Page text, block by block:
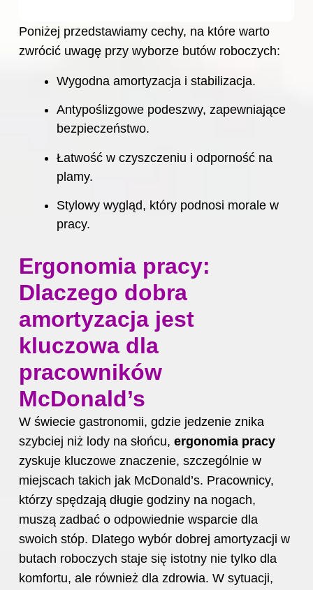
Poniżej przedstawiamy cechy, na które warto
zwrócić uwagę przy wyborze butów roboczych:
Wygodna amortyzacja i stabilizacja.
Antypoślizgowe podeszwy, zapewniające
bezpieczeństwo.
Łatwość w czyszczeniu i odporność na
plamy.
Stylowy wygląd, który podnosi morale w
pracy.
Ergonomia pracy:
Dlaczego dobra
amortyzacja jest
kluczowa dla
pracowników
McDonald’s
W świecie gastronomii, gdzie jedzenie znika
szybciej niż lody na słońcu, ergonomia pracy
zyskuje kluczowe znaczenie, szczególnie w
miejscach takich jak McDonald’s. Pracownicy,
którzy spędzają długie godziny na nogach,
muszą zadbać o odpowiednie wsparcie dla
swoich stóp. Dlatego wybór dobrej amortyzacji w
butach roboczych staje się istotny nie tylko dla
komfortu, ale również dla zdrowia. W sytuacji,